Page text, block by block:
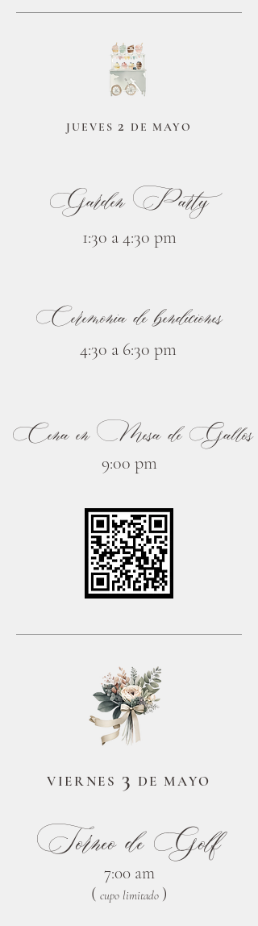
JUEVES2 DE MAYO
Garden Party
1:30 a 4:30 pm
Ceremonia de bendiciones
4:30 a 6:30 pm
Cena en Mesa de Gallos
9:00 pm
VIERNES 3 DE MAYO
Torneo de Golf
7:00 am
( cupo limitado )